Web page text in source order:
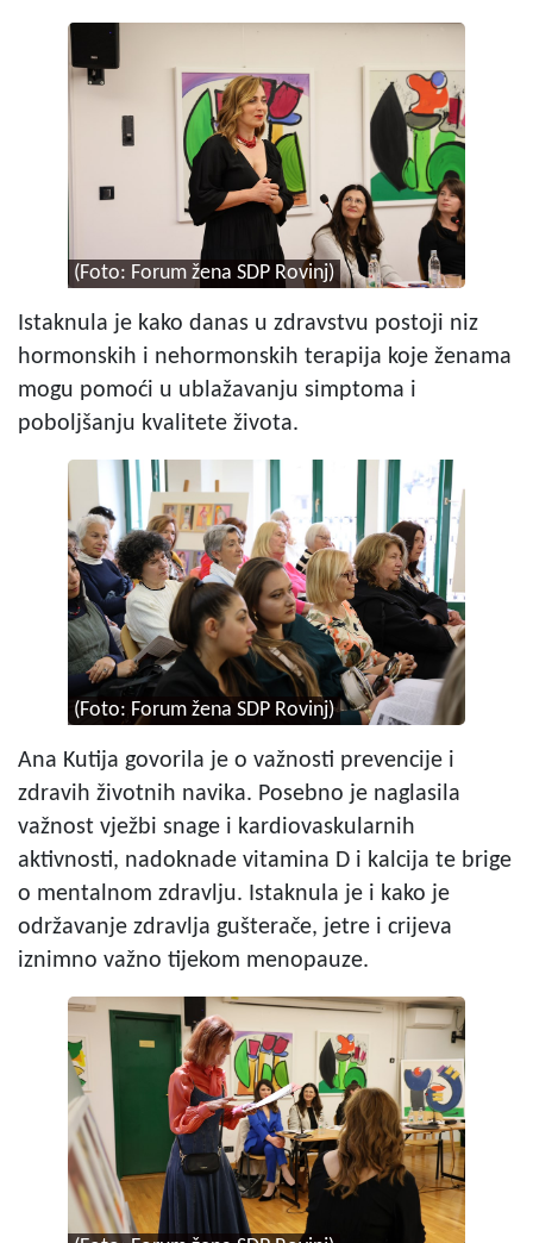
(Foto: Forum žena SDP Rovinj)
Istaknula je kako danas u zdravstvu postoji niz
hormonskih i nehormonskih terapija koje ženama
mogu pomoći u ublažavanju simptoma i
poboljšanju kvalitete života.
(Foto: Forum žena SDP Rovinj)
Ana Kutija govorila je o važnosti prevencije i
zdravih životnih navika. Posebno je naglasila
važnost vježbi snage i kardiovaskularnih
aktivnosti, nadoknade vitamina D i kalcija te brige
o mentalnom zdravlju. Istaknula je i kako je
održavanje zdravlja gušterače, jetre i crijeva
iznimno važno tijekom menopauze.